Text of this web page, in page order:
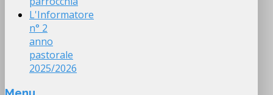
L'Informatore
n° 2
anno
pastorale
2025/2026